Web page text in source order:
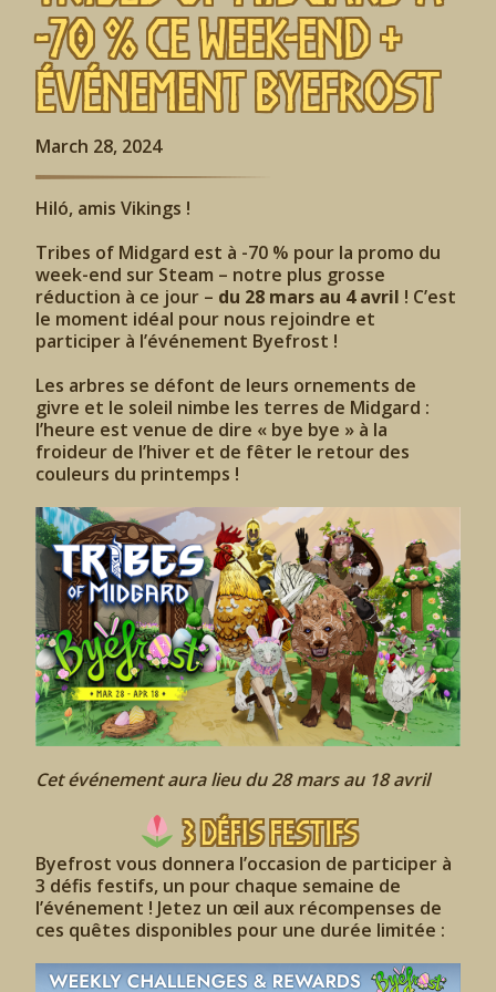
-70 % ce week-end +
événement Byefrost
March 28, 2024
Hiló, amis Vikings !
Tribes of Midgard est à -70 % pour la promo du
week-end sur Steam – notre plus grosse
réduction à ce jour – du 28 mars au 4 avril ! C’est
le moment idéal pour nous rejoindre et
participer à l’événement Byefrost !
Les arbres se défont de leurs ornements de
givre et le soleil nimbe les terres de Midgard :
l’heure est venue de dire « bye bye » à la
froideur de l’hiver et de fêter le retour des
couleurs du printemps !
Cet événement aura lieu du 28 mars au 18 avril
3 défis festifs
Byefrost vous donnera l’occasion de participer à
3 défis festifs, un pour chaque semaine de
l’événement ! Jetez un œil aux récompenses de
ces quêtes disponibles pour une durée limitée :